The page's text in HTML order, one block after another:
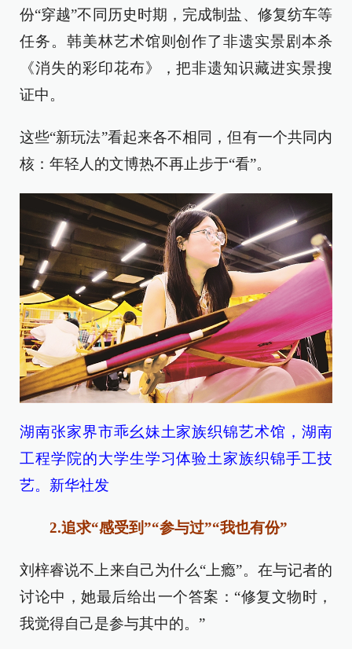
份“穿越”不同历史时期，完成制盐、修复纺车等
任务。韩美林艺术馆则创作了非遗实景剧本杀
《消失的彩印花布》，把非遗知识藏进实景搜
证中。
这些“新玩法”看起来各不相同，但有一个共同内
核：年轻人的文博热不再止步于“看”。
湖南张家界市乖幺妹土家族织锦艺术馆，湖南
工程学院的大学生学习体验土家族织锦手工技
艺。新华社发
2.追求“感受到”“参与过”“我也有份”
刘梓睿说不上来自己为什么“上瘾”。在与记者的
讨论中，她最后给出一个答案：“修复文物时，
我觉得自己是参与其中的。”